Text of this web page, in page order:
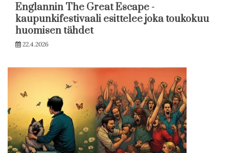
Englannin The Great Escape -
kaupunkifestivaali esittelee joka toukokuu
huomisen tähdet
22.4.2026